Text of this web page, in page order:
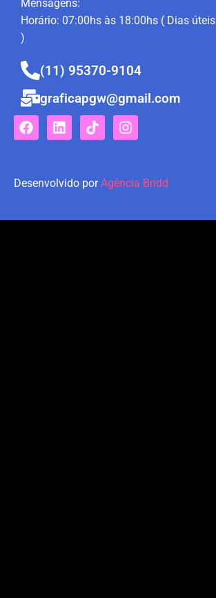
Mensagens:
Horário: 07:00hs às 18:00hs ( Dias úteis
)
(11) 95370-9104
graficapgw@gmail.com
Desenvolvido por Agência Bridd